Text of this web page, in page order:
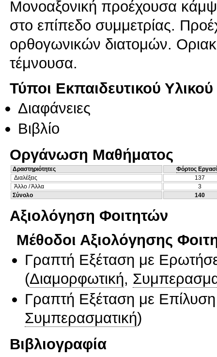
Μονοαξονική προέχουσα
στο επίπεδο συμμετρίας.
ορθογωνικών διατομών.
τέμνουσα.
Τύποι Εκπαιδευτικού Υλικού
Διαφάνειες
Βιβλίο
Οργάνωση Μαθήματος
Δραστηριότητες
Φόρτος
Διαλέξεις
137
Άλλο / Άλλα
3
Σύνολο
140
Αξιολόγηση Φοιτητών
Μέθοδοι Αξιολόγησης
Γραπτή Εξέταση με
(Διαμορφωτική,
Γραπτή Εξέταση με
Συμπερασματική)
Βιβλιογραφία